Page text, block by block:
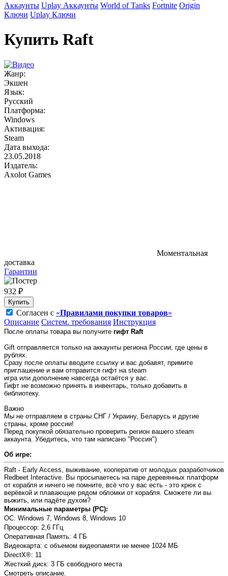
Аккаунты Uplay Аккаунты World of Tanks Fortnite Origin
Ключи Uplay Ключи
Купить Raft
Жанр:
Экшен
Язык:
Русский
Платформа:
Windows
Активация:
Steam
Дата выхода:
23.05.2018
Издатель:
Axolot Games
Моментальная
доставка
Гарантии
932 ₽
Купить
Согласен с «Правилами покупки товаров»
Описание Систем. требования Инструкция
После оплаты товара вы получите гифт Raft
Gift отправляется только на аккаунты региона России, где цены в
рублях.
Сразу после оплаты вводите ссылку и вас добавят, примите
приглашение и вам отправится гифт на steam
игра или дополнение навсегда остаётся у вас.
Гифт не возможно принять в инвентарь, только добавить в
библиотеку.
Важно
Мы не отправляем в страны СНГ / Украину, Беларусь и другие
страны, кроме россии!
Перед покупкой обязательно проверить регион вашего steam
аккаунта. Убедитесь, что там написано "Россия")
Об игре:
Raft - Early Access, выживание, кооператив от молодых разработчиков
Redbeet Interactive. Вы просыпаетесь на паре деревянных платформ
от корабля и ничего не помните, всё что у вас есть - это крюк с
верёвкой и плавающие рядом обломки от корабля. Сможете ли вы
выжить, или падёте духом?
Минимальные параметры (PC):
OC: Windows 7, Windows 8, Windows 10
Процессор: 2,6 ГГц
Оперативная Память: 4 ГБ
Видеокарта: с объемом видеопамяти не менее 1024 МБ
DirectX®: 11
Жесткий диск: 3 ГБ свободного места
Смотреть описание.